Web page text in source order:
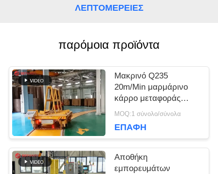
ΑΠΌΣΠΑΣΜΑ
SITEMAP
PRIVACY
POLICY
ΛΕΠΤΟΜΈΡΕΙΕΣ
παρόμοια προϊόντα
Μακρινό Q235
20m/Min μαρμάρινο
κάρρο μεταφοράς
ραγών 15 τόνου
MOQ:1 σύνολο/σύνολα
ΕΠΑΦΉ
Αποθήκη
εμπορευμάτων